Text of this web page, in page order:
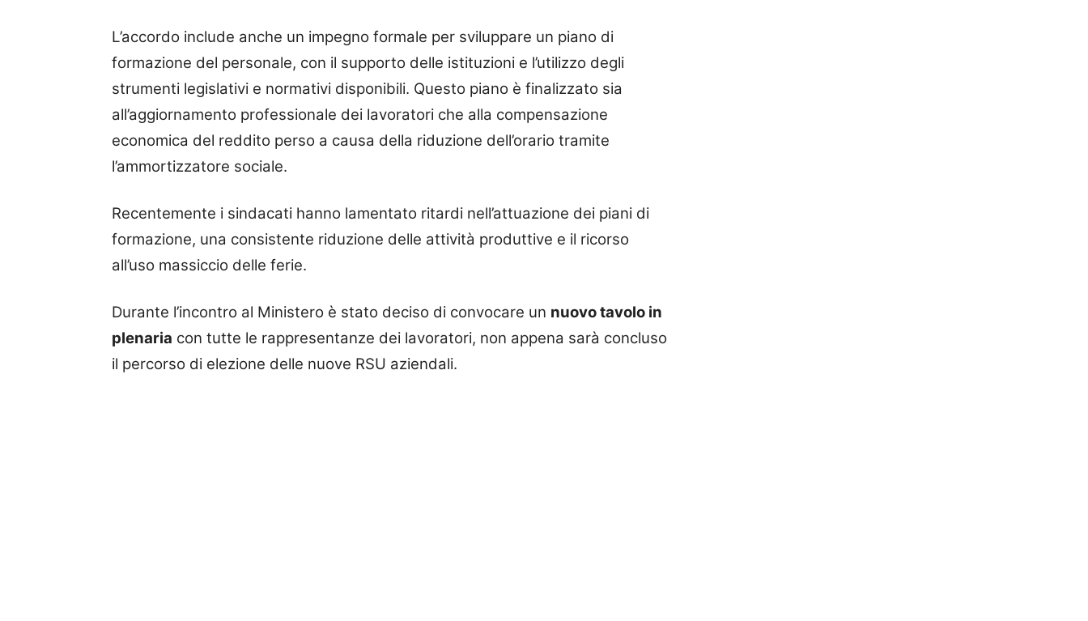
L’accordo include anche un impegno formale per sviluppare un piano di
formazione del personale, con il supporto delle istituzioni e l’utilizzo degli
strumenti legislativi e normativi disponibili. Questo piano è finalizzato sia
all’aggiornamento professionale dei lavoratori che alla compensazione
economica del reddito perso a causa della riduzione dell’orario tramite
l’ammortizzatore sociale.
Recentemente i sindacati hanno lamentato ritardi nell’attuazione dei piani di
formazione, una consistente riduzione delle attività produttive e il ricorso
all’uso massiccio delle ferie.
Durante l’incontro al Ministero è stato deciso di convocare un nuovo tavolo in
plenaria con tutte le rappresentanze dei lavoratori, non appena sarà concluso
il percorso di elezione delle nuove RSU aziendali.